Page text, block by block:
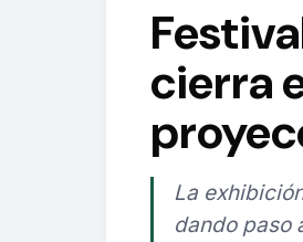
cierra
La
dando paso